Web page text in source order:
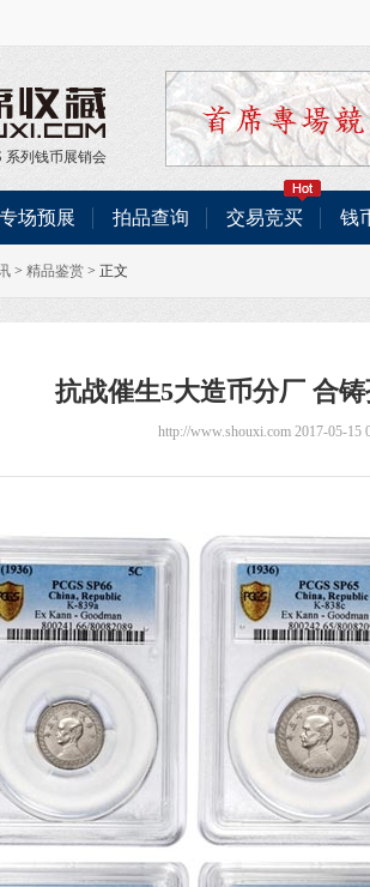
系列钱币展销会
专场预展 拍品查询 交易竞买 钱
> 精品鉴赏 > 正文
抗战催生5大造币分厂 合
http://www.shouxi.com 2017-05-15